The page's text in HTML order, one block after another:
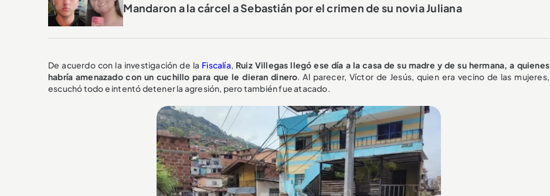
Mandaron a la cárcel a Sebastián por el crimen de su novia Juliana
De acuerdo con la investigación de la Fiscalía, Ruiz Villegas llegó ese día a la casa de su madre y de su hermana, a quienes
habría amenazado con un cuchillo para que le dieran dinero. Al parecer, Víctor de Jesús, quien era vecino de las mujeres,
escuchó todo e intentó detener la agresión, pero también fue atacado.